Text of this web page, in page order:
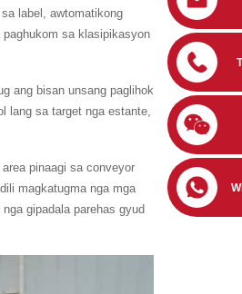
label, awtomatikong
sa klasipikasyon
ang bisan unsang paglihok
lang sa target nga estante,
pinaagi sa conveyor
magkatugma nga mga
gipadala parehas gyud